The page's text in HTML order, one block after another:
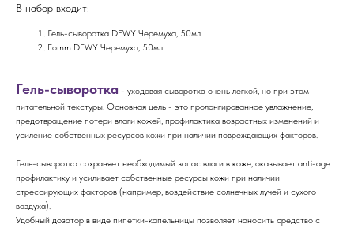
В набор входит:
Гель-сыворотка DEWY Черемуха, 50мл
Fomm DEWY Черемуха, 50мл
Гель-сыворотка - уходовая сыворотка очень легкой, но при этом
питательной текстуры. Основная цель - это пролонгированное увлажнение,
предотвращение потери влаги кожей, профилактика возрастных изменений и
усиление собственных ресурсов кожи при наличии повреждающих факторов.
Гель-сыворотка сохраняет необходимый запас влаги в коже, оказывает anti-age
профилактику и усиливает собственные ресурсы кожи при наличии
стрессирующих факторов (например, воздействие солнечных лучей и сухого
воздуха).
Удобный дозатор в виде пипетки-капельницы позволяет наносить средство с